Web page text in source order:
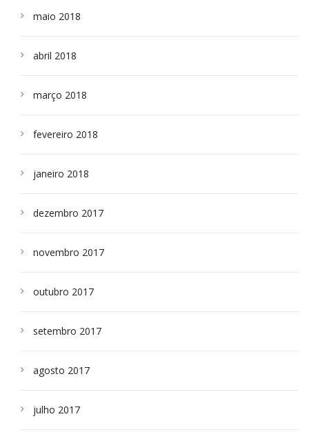
maio 2018
abril 2018
março 2018
fevereiro 2018
janeiro 2018
dezembro 2017
novembro 2017
outubro 2017
setembro 2017
agosto 2017
julho 2017